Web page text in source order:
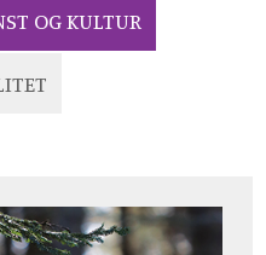
OG KULTUR